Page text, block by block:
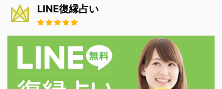
LINE復縁占い